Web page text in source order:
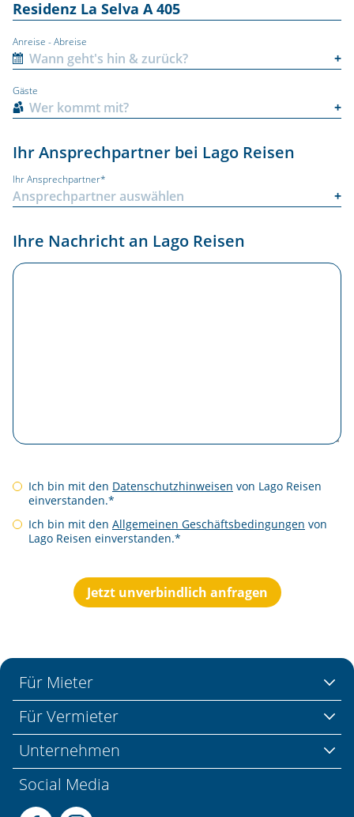
Anreise - Abreise
Gäste
Ihr Ansprechpartner bei Lago Reisen
Ihr Ansprechpartner*
Ihre Nachricht an Lago Reisen
Ich bin mit den Datenschutzhinweisen von Lago Reisen
einverstanden.*
Ich bin mit den Allgemeinen Geschäftsbedingungen von
Lago Reisen einverstanden.*
Jetzt unverbindlich anfragen
Für Mieter
Für Vermieter
Unternehmen
Social Media